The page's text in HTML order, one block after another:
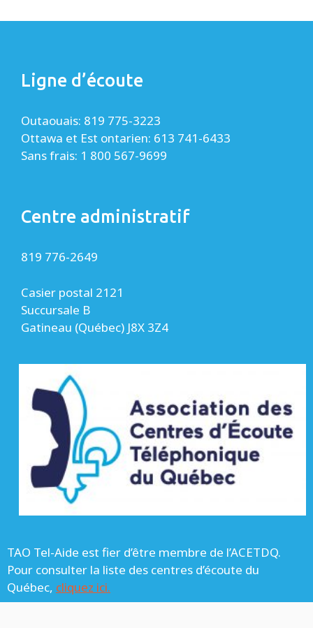
Ligne d’écoute
Outaouais: 819 775-3223
Ottawa et Est ontarien: 613 741-6433
Sans frais: 1 800 567-9699
Centre administratif
819 776-2649
Casier postal 2121
Succursale B
Gatineau (Québec) J8X 3Z4
TAO Tel-Aide est fier d’être membre de l’ACETDQ.
Pour consulter la liste des centres d’écoute du
Québec, cliquez ici.